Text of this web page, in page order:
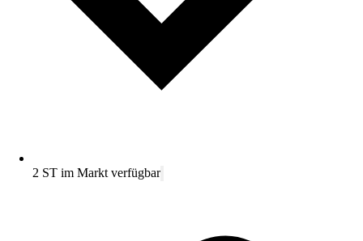
2 ST im Markt verfügbar